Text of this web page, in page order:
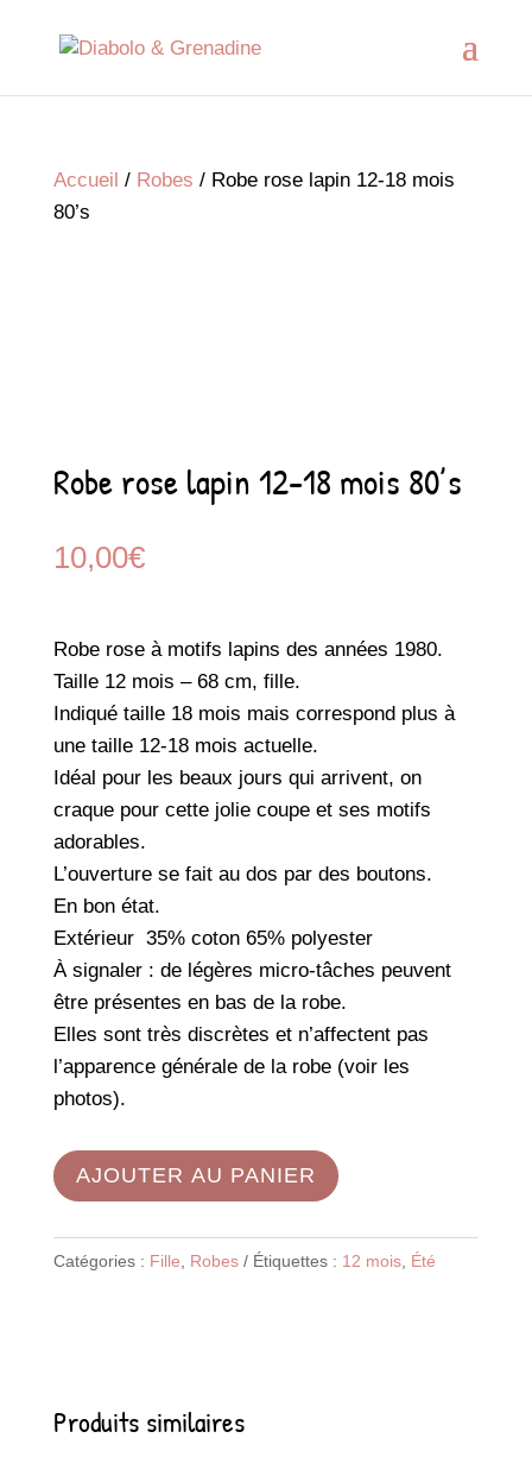
Accueil / Robes / Robe rose lapin 12-18 mois
80’s
Robe rose lapin 12-18 mois 80’s
10,00€
Robe rose à motifs lapins des années 1980.
Taille 12 mois – 68 cm, fille.
Indiqué taille 18 mois mais correspond plus à
une taille 12-18 mois actuelle.
Idéal pour les beaux jours qui arrivent, on
craque pour cette jolie coupe et ses motifs
adorables.
L’ouverture se fait au dos par des boutons.
En bon état.
Extérieur 35% coton 65% polyester
À signaler : de légères micro-tâches peuvent
être présentes en bas de la robe.
Elles sont très discrètes et n’affectent pas
l’apparence générale de la robe (voir les
photos).
AJOUTER AU PANIER
Catégories : Fille Robes Étiquettes : 12 mois, Été
Produits similaires